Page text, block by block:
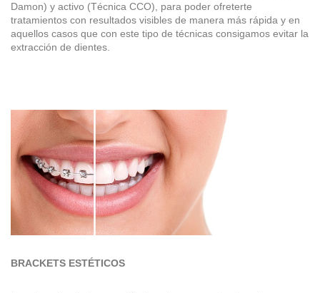
Damon) y activo (Técnica CCO), para poder ofreterte
tratamientos con resultados visibles de manera más rápida y en
aquellos casos que con este tipo de técnicas consigamos evitar la
extracción de dientes.
BRACKETS ESTÉTICOS